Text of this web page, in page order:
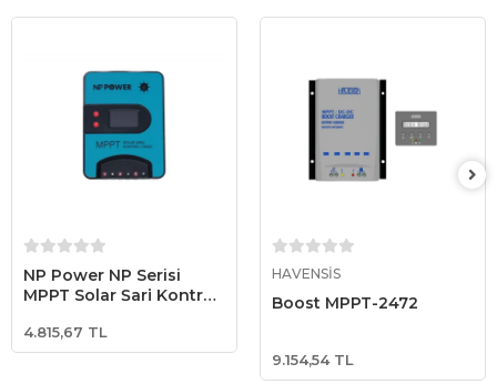
NP Power NP Serisi
MPPT Solar Şarj Kontrol
PV Giriş
4.815,67 TL
HAVENSİS
Boost MPPT-2472
9.154,54 TL